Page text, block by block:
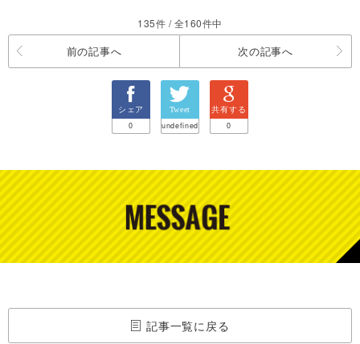
135件 / 全160件中
前の記事へ 次の記事へ
シェア
0
Tweet
undefined
共有する
0
記事一覧に戻る